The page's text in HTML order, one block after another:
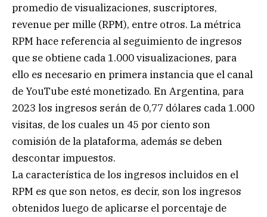
promedio de visualizaciones, suscriptores,
revenue per mille (RPM), entre otros. La métrica
RPM hace referencia al seguimiento de ingresos
que se obtiene cada 1.000 visualizaciones, para
ello es necesario en primera instancia que el canal
de YouTube esté monetizado. En Argentina, para
2023 los ingresos serán de 0,77 dólares cada 1.000
visitas, de los cuales un 45 por ciento son
comisión de la plataforma, además se deben
descontar impuestos.
La característica de los ingresos incluidos en el
RPM es que son netos, es decir, son los ingresos
obtenidos luego de aplicarse el porcentaje de